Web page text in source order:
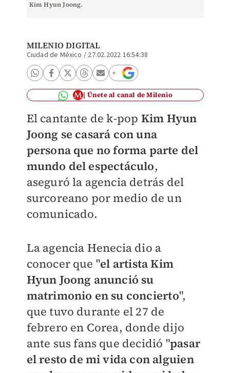
Kim Hyun Joong.
MILENIO DIGITAL
Ciudad de México / 27.02.2022 16:54:38
Únete al canal de Milenio
El cantante de k-pop Kim Hyun
Joong se casará con una
persona que no forma parte del
mundo del espectáculo,
aseguró la agencia detrás del
surcoreano por medio de un
comunicado.
La agencia Henecia dio a
conocer que "el artista Kim
Hyun Joong anunció su
matrimonio en su concierto",
que tuvo durante el 27 de
febrero en Corea, donde dijo
ante sus fans que decidió "pasar
el resto de mi vida con alguien